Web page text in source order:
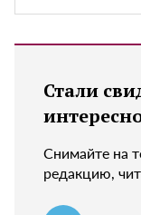
Стали
Снимайте на
редакцию,